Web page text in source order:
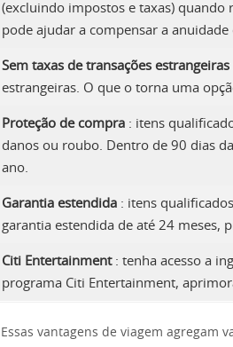
(excluindo impostos e taxas) quando
pode ajudar a compensar a anuidade
Sem taxas de transações estrangeiras
estrangeiras. O que o torna uma
Proteção de compra: itens
danos ou roubo. Dentro de 90 dias
ano.
Garantia estendida: itens
garantia estendida de até 24 meses,
Citi Entertainment: tenha acesso a
programa Citi Entertainment,
Essas vantagens de viagem agregam